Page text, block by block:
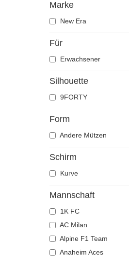
Marke
New Era
Für
Erwachsener
Silhouette
9FORTY
Form
Andere Mützen
Schirm
Kurve
Mannschaft
1K FC
AC Milan
Alpine F1 Team
Anaheim Aces